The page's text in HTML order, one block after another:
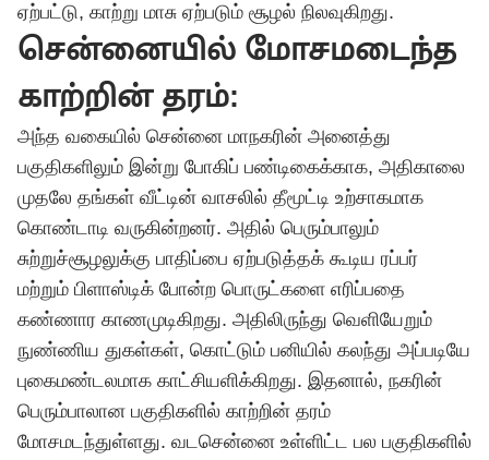
ஏற்பட்டு, காற்று மாசு ஏற்படும் சூழல் நிலவுகிறது.
சென்னையில் மோசமடைந்த
காற்றின் தரம்:
அந்த வகையில் சென்னை மாநகரின் அனைத்து
பகுதிகளிலும் இன்று போகிப் பண்டிகைக்காக, அதிகாலை
முதலே தங்கள் வீட்டின் வாசலில் தீமூட்டி உற்சாகமாக
கொண்டாடி வருகின்றனர். அதில் பெரும்பாலும்
சுற்றுச்சூழலுக்கு பாதிப்பை ஏற்படுத்தக் கூடிய ரப்பர்
மற்றும் பிளாஸ்டிக் போன்ற பொருட்களை எரிப்பதை
கண்ணார காணமுடிகிறது. அதிலிருந்து வெளியேறும்
நுண்ணிய துகள்கள், கொட்டும் பனியில் கலந்து அப்படியே
புகைமண்டலமாக காட்சியளிக்கிறது. இதனால், நகரின்
பெரும்பாலான பகுதிகளில் காற்றின் தரம்
மோசமடந்துள்ளது. வடசென்னை உள்ளிட்ட பல பகுதிகளில்